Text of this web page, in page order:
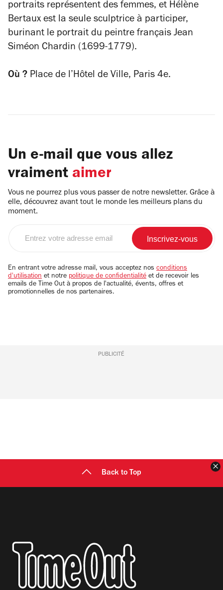
portraits représentent des femmes, et Hélène
Bertaux est la seule sculptrice à participer,
burinant le portrait du peintre français Jean
Siméon Chardin (1699-1779).
Où ? Place de l’Hôtel de Ville, Paris 4e.
Un e-mail que vous allez
vraiment aimer
Vous ne pourrez plus vous passer de notre newsletter. Grâce à
elle, découvrez avant tout le monde les meilleurs plans du
moment.
email
En entrant votre adresse mail, vous acceptez nos conditions
d'utilisation et notre politique de confidentialité et de recevoir les
emails de Time Out à propos de l'actualité, évents, offres et
promotionnelles de nos partenaires.
PUBLICITÉ
Back to Top